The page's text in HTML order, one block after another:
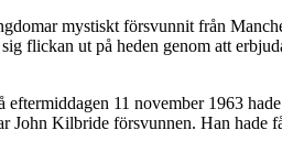
mystiskt försvunnit från
flickan ut på heden genom att
11 november 1963
John Kilbride försvunnen. Han hade